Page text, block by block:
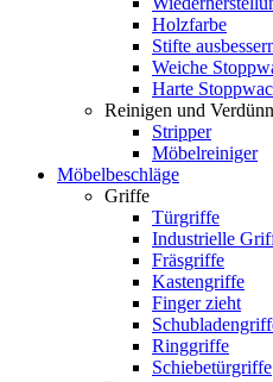
Holzfarbe
Stifte
Weiche
Harte
Reinigen und
Stripper
Möbelreiniger
Möbelbeschläge
Griffe
Türgriffe
Industrielle
Fräsgriffe
Kastengriffe
Finger zieht
Ringgriffe
Schiebetürgriffe